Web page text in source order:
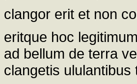
clangor erit et non
eritque hoc
ad bellum de terra
clangetis